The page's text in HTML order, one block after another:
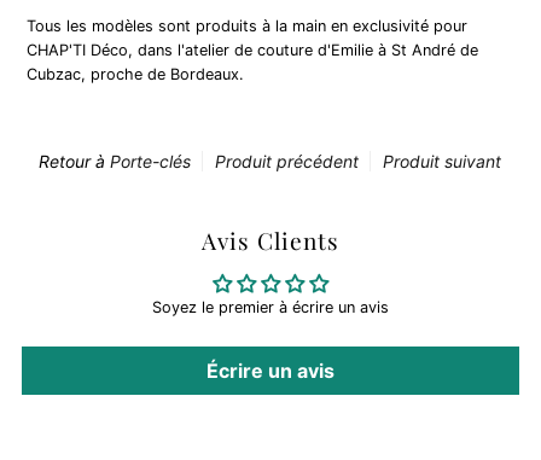
Tous les modèles sont produits à la main en exclusivité pour
CHAP'TI Déco, dans l'atelier de couture d'Emilie à St André de
Cubzac, proche de Bordeaux.
Retour àPorte-clés Produit précédent Produit suivant
Avis Clients
Soyez le premier à écrire un avis
Écrire un avis